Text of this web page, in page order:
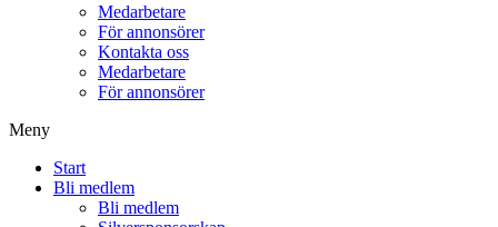
Medarbetare
För annonsörer
Kontakta oss
Medarbetare
För annonsörer
Meny
Start
Bli medlem
Bli medlem